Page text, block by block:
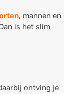
, mannen en
is het slim
ontving je